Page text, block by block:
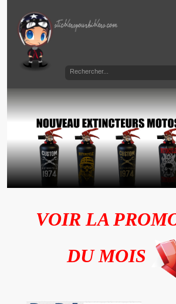
VOIR LA
DU MOIS